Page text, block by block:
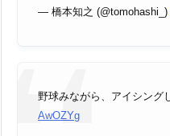
— 橋本知之 (@tomohashi_)
野球みながら、アイシング
AwOZYg